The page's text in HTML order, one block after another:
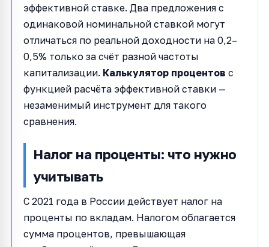
эффективной ставке. Два предложения с
одинаковой номинальной ставкой могут
отличаться по реальной доходности на 0,2–
0,5% только за счёт разной частоты
капитализации. Калькулятор процентов с
функцией расчёта эффективной ставки —
незаменимый инструмент для такого
сравнения.
Налог на проценты: что нужно
учитывать
С 2021 года в России действует налог на
проценты по вкладам. Налогом облагается
сумма процентов, превышающая